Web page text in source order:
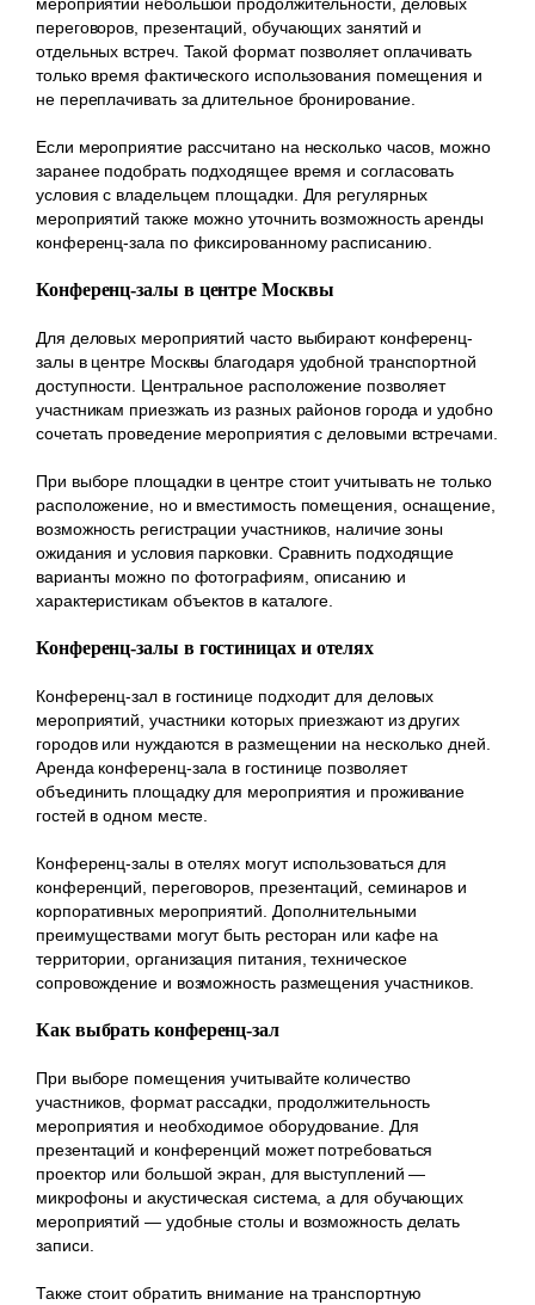
переговоров, презентаций, обучающих занятий и
отдельных встреч. Такой формат позволяет оплачивать
только время фактического использования помещения и
не переплачивать за длительное бронирование.
Если мероприятие рассчитано на несколько часов, можно
заранее подобрать подходящее время и согласовать
условия с владельцем площадки. Для регулярных
мероприятий также можно уточнить возможность аренды
конференц-зала по фиксированному расписанию.
Конференц-залы в центре Москвы
Для деловых мероприятий часто выбирают конференц-
залы в центре Москвы благодаря удобной транспортной
доступности. Центральное расположение позволяет
участникам приезжать из разных районов города и удобно
сочетать проведение мероприятия с деловыми встречами.
При выборе площадки в центре стоит учитывать не только
расположение, но и вместимость помещения, оснащение,
возможность регистрации участников, наличие зоны
ожидания и условия парковки. Сравнить подходящие
варианты можно по фотографиям, описанию и
характеристикам объектов в каталоге.
Конференц-залы в гостиницах и отелях
Конференц-зал в гостинице подходит для деловых
мероприятий, участники которых приезжают из других
городов или нуждаются в размещении на несколько дней.
Аренда конференц-зала в гостинице позволяет
объединить площадку для мероприятия и проживание
гостей в одном месте.
Конференц-залы в отелях могут использоваться для
конференций, переговоров, презентаций, семинаров и
корпоративных мероприятий. Дополнительными
преимуществами могут быть ресторан или кафе на
территории, организация питания, техническое
сопровождение и возможность размещения участников.
Как выбрать конференц-зал
При выборе помещения учитывайте количество
участников, формат рассадки, продолжительность
мероприятия и необходимое оборудование. Для
презентаций и конференций может потребоваться
проектор или большой экран, для выступлений —
микрофоны и акустическая система, а для обучающих
мероприятий — удобные столы и возможность делать
записи.
Также стоит обратить внимание на транспортную